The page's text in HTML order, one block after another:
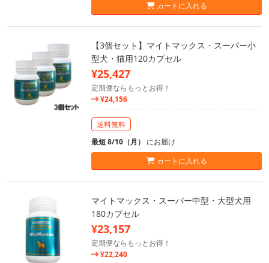
カートに入れる
【3個セット】マイトマックス・スーパー小
型犬・猫用120カプセル
¥25,427
定期便ならもっとお得！
¥24,156
送料無料
最短 8/10（月） にお届け
カートに入れる
マイトマックス・スーパー中型・大型犬用
180カプセル
¥23,157
定期便ならもっとお得！
¥22,240